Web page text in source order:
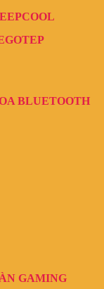
BLUETOOTH
GAMING